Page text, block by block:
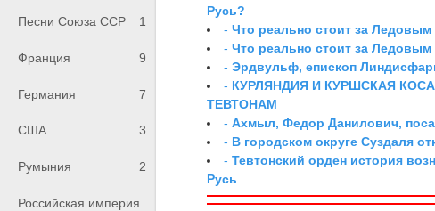
Песни Союза ССР 1
Франция 9
Германия 7
США 3
Румыния 2
Российская империя
Русь?
-Что реально стоит за
-Что реально стоит за
-Эрдвульф, епископ
- КУРЛЯНДИЯ И КУРШСКАЯ
ТЕВТОНАМ
-Ахмыл, Федор Данилович,
- В городском округе Суздаля
-Тевтонский орден история
Русь